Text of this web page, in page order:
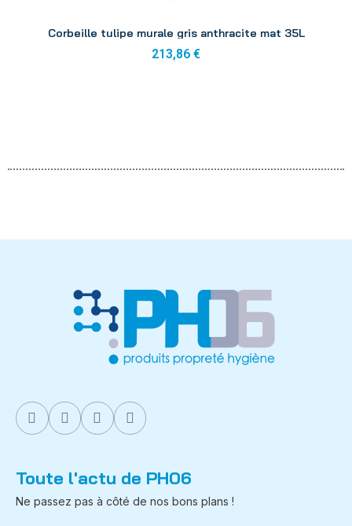
Corbeille tulipe murale gris anthracite mat 35L
213,86 €
Toute l'actu de PH06
Ne passez pas à côté de nos bons plans !